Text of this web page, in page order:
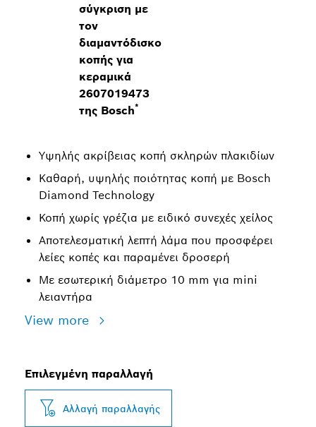
σύγκριση με
τον
διαμαντόδισκο
κοπής για
κεραμικά
2607019473
της Bosch*
Υψηλής ακρίβειας κοπή σκληρών πλακιδίων
Καθαρή, υψηλής ποιότητας κοπή με Bosch
Diamond Technology
Κοπή χωρίς γρέζια με ειδικό συνεχές χείλος
Αποτελεσματική λεπτή λάμα που προσφέρει
λείες κοπές και παραμένει δροσερή
Με εσωτερική διάμετρο 10 mm για mini
λειαντήρα
View more
Επιλεγμένη παραλλαγή
Αλλαγή παραλλαγής